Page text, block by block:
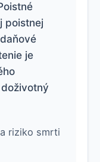
poistnej
je
riziko smrti